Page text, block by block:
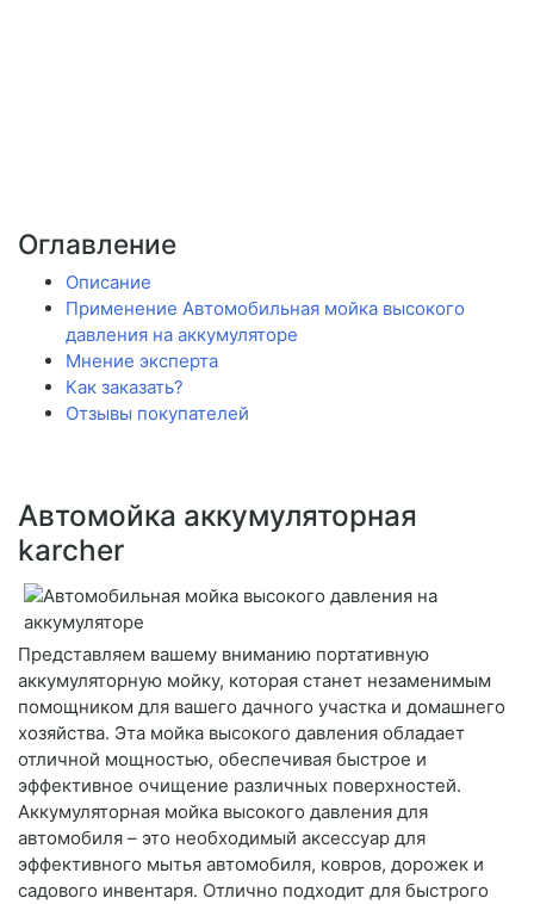
Оглавление
Описание
Применение Автомобильная мойка высокого
давления на аккумуляторе
Мнение эксперта
Как заказать?
Отзывы покупателей
Автомойка аккумуляторная
karcher
Представляем вашему вниманию портативную
аккумуляторную мойку, которая станет незаменимым
помощником для вашего дачного участка и домашнего
хозяйства. Эта мойка высокого давления обладает
отличной мощностью, обеспечивая быстрое и
эффективное очищение различных поверхностей.
Аккумуляторная мойка высокого давления для
автомобиля – это необходимый аксессуар для
эффективного мытья автомобиля, ковров, дорожек и
садового инвентаря. Отлично подходит для быстрого